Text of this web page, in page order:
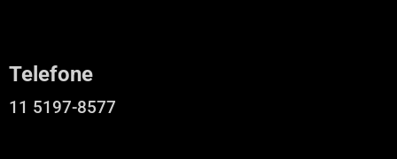
Telefone
11 5197-8577